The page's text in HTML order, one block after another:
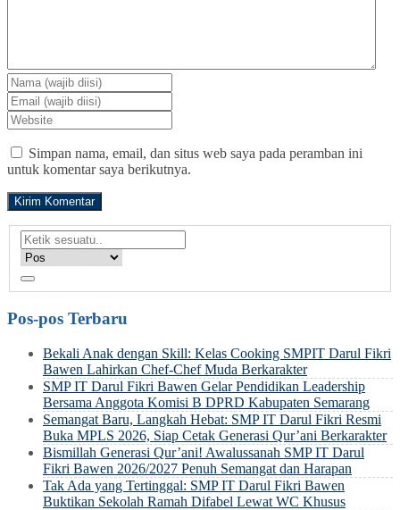
Simpan nama, email, dan situs web saya pada peramban ini
untuk komentar saya berikutnya.
Pos-pos Terbaru
Bekali Anak dengan Skill: Kelas Cooking SMPIT Darul Fikri
Bawen Lahirkan Chef-Chef Muda Berkarakter
SMP IT Darul Fikri Bawen Gelar Pendidikan Leadership
Bersama Anggota Komisi B DPRD Kabupaten Semarang
Semangat Baru, Langkah Hebat: SMP IT Darul Fikri Resmi
Buka MPLS 2026, Siap Cetak Generasi Qur’ani Berkarakter
Bismillah Generasi Qur’ani! Awalussanah SMP IT Darul
Fikri Bawen 2026/2027 Penuh Semangat dan Harapan
Tak Ada yang Tertinggal: SMP IT Darul Fikri Bawen
Buktikan Sekolah Ramah Difabel Lewat WC Khusus